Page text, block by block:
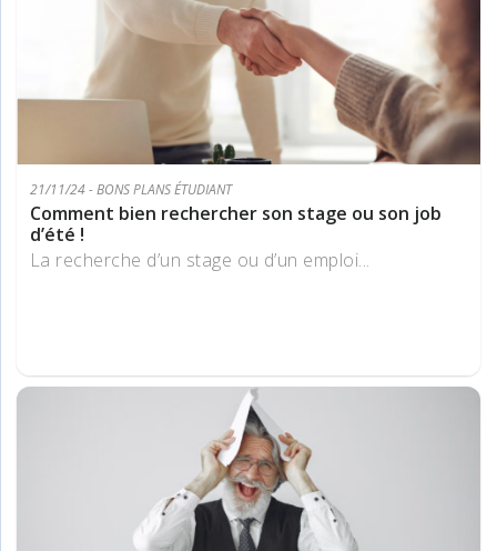
21/11/24 - BONS PLANS ÉTUDIANT
Comment bien rechercher son stage ou son job
d’été !
La recherche d’un stage ou d’un emploi...